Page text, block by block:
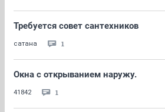
Требуется совет сантехников
сатана 1
Окна с открыванием наружу.
41842 1